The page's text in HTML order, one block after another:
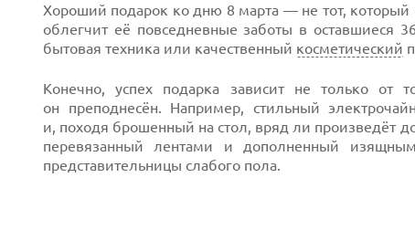
Хороший подарок ко дню 8 марта — не тот,
облегчит её повседневные заботы в оставшиеся
бытовая техника или качественный косметический
Конечно, успех подарка зависит не только от
он преподнесён. Например, стильный
и, походя брошенный на стол, вряд ли произведёт
перевязанный лентами и дополненный
представительницы слабого пола.